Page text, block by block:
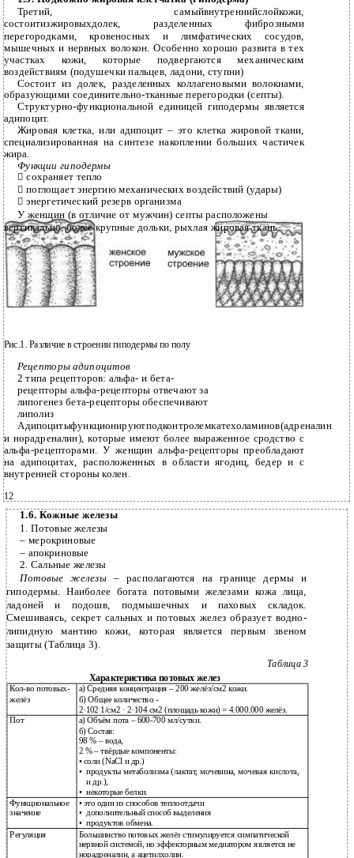
Третий, самыйвнутреннийслойкожи,
состоитизжировыхдолек, разделенных фиброзными
перегородками, кровеносных и лимфатических сосудов,
мышечных и нервных волокон. Особенно хорошо развита в тех
участках кожи, которые подвергаются механическим
воздействиям (подушечки пальцев, ладони, ступни)
Состоит из долек, разделенных коллагеновыми волокнами,
образующими соединительно-тканные перегородки (септы).
Структурно-функциональной единицей гиподермы является
адипоцит.
Жировая клетка, или адипоцит – это клетка жировой ткани,
специализированная на синтезе накоплении больших частичек
жира.
Функции гиподермы
 сохраняет тепло
 поглощает энергию механических воздействий (удары)
 энергетический резерв организма
У женщин (в отличие от мужчин) септы расположены
вертикально, более крупные дольки, рыхлая жировая ткань.
Рис.1. Различие в строении гиподермы по полу
Рецепторы адипоцитов
2 типа рецепторов: альфа- и бета-
рецепторы альфа-рецепторы отвечают за
липогенез бета-рецепторы обеспечивают
липолиз
Адипоцитыфункционируютподконтролемкатехоламинов(адреналин
и норадреналин), которые имеют более выраженное сродство с
альфа-рецепторами. У женщин альфа-рецепторы преобладают
на адипоцитах, расположенных в области ягодиц, бедер и с
внутренней стороны колен.
12
1.6. Кожные железы
1.
Потовые железы
– мерокриновые
– апокриновые
2. Сальные железы
Потовые железы – располагаются на границе дермы и
гиподермы. Наиболее богата потовыми железами кожа лица,
ладоней и подошв, подмышечных и паховых складок.
Смешиваясь, секрет сальных и потовых желез образует водно-
липидную мантию кожи, которая является первым звеном
защиты (Таблица 3).
Таблица 3
Характеристика потовых желез
Кол-во потовых-
а) Средняя концентрация – 200 желёз/см2 кожи.
желёз
б) Общее количество -
2·102 1/cм2 · 2·104 см2 (площадь кожи) = 4.000.000 желёз.
Пот
а) Объём пота – 600-700 мл/сутки.
б) Состав:
98 % – вода,
2 % – твёрдые компоненты:
• соли (NaCl и др.)
• продукты метаболизма (лактат, мочевина, мочевая кислота,
и др.),
• некоторые белки.
Функциональное
• это один из способов теплоотдачи
значение • дополнительный способ выделения
• продуктов обмена.
Регуляция
Большинство потовых желёз стимулируется симпатической
нервной системой, но эффекторным медиатором является не
норадреналин, а ацетилхолин.